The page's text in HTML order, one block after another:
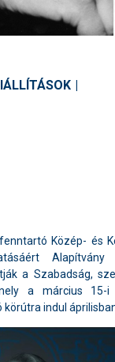
|
Közép- és
Alapítvány
a Szabadság,
a március 15-i
indul